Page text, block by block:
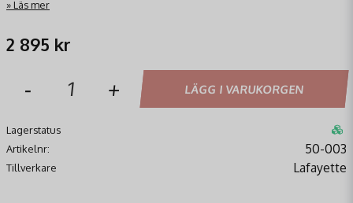
Läs mer
2 895 kr
- + LÄGG I VARUKORGEN
Lagerstatus
Artikelnr:
50-003
Tillverkare Lafayette